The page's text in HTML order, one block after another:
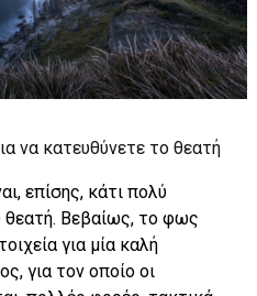
να κατευθύνετε το θεατή
επίσης, κάτι πολύ
θεατή. Βεβαίως, το φως
για μία καλή
για τον οποίο οι